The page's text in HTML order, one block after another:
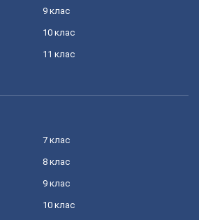
9 клас
10 клас
11 клас
7 клас
8 клас
9 клас
10 клас